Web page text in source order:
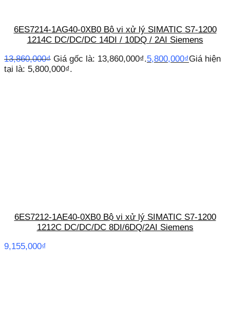
6ES7214-1AG40-0XB0 Bộ vi xử lý SIMATIC S7-1200
1214C DC/DC/DC 14DI / 10DQ / 2AI Siemens
13,860,000₫ Giá gốc là: 13,860,000₫.5,800,000₫Giá hiện
tại là: 5,800,000₫.
6ES7212-1AE40-0XB0 Bộ vi xử lý SIMATIC S7-1200
1212C DC/DC/DC 8DI/6DQ/2AI Siemens
9,155,000₫